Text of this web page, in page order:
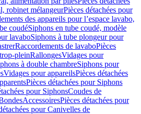
robinet mélangeurPièces détachées pour
des appareils pour l’espace lavabo,
coudéSiphons en tube coudé, modèle
lavaboSiphons à tube plongeur pour
Raccordements de lavaboPièces
pleinRallongesVidages pour
à double chambreSiphons pour
Vidages pour appareilsPièces détachées
Pièces détachées pour Siphons
pour SiphonsCoudes de
AccessoiresPièces détachées pour
pour Canivelles de